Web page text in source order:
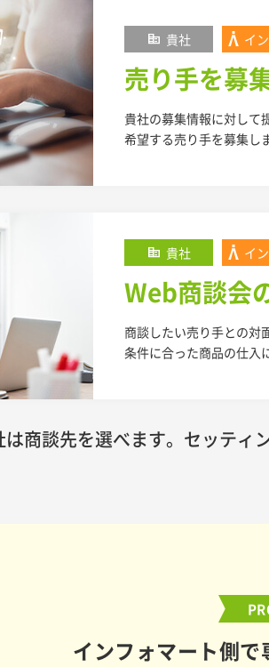
corporate_fare 貴社 イ
売り手を募
貴社の募集情報に対して
希望する売り手を募集し
corporate_fare 貴社 イ
Web商談会
商談したい売り手との対
条件に合った商品の仕入
は商談先を選べます。セッティ
インフォマート側で